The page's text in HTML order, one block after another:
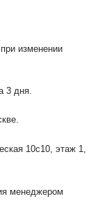
изменении
3 дня.
10с10, этаж 1,
менеджером